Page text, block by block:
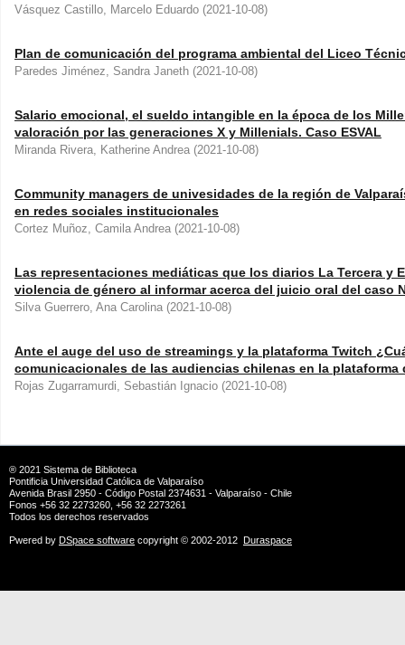
Vásquez Castillo, Marcelo Eduardo (2021-10-08)
Plan de comunicación del programa ambiental del Liceo
Paredes Jiménez, Sandra Janeth (2021-10-08)
Salario emocional, el sueldo intangible en la época de los
valoración por las generaciones X y Millenials. Caso ESVAL
Miranda Rivera, Katherine Andrea (2021-10-08)
Community managers de univesidades de la región de
en redes sociales institucionales
Cortez Muñoz, Camila Andrea (2021-10-08)
Las representaciones mediáticas que los diarios La Tercera y
violencia de género al informar acerca del juicio oral del caso
Silva Guerrero, Ana Carolina (2021-10-08)
Ante el auge del uso de streamings y la plataforma Twitch
comunicacionales de las audiencias chilenas en la plataforma
Rojas Zugarramurdi, Sebastián Ignacio (2021-10-08)
® 2021 Sistema de Biblioteca
Pontificia Universidad Católica de Valparaíso
Avenida Brasil 2950 - Código Postal 2374631 - Valparaíso - Chile
Fonos +56 32 2273260, +56 32 2273261
Todos los derechos reservados
Pwered by DSpace software copyright © 2002-2012 Duraspace